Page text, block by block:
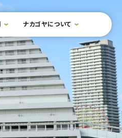
ナカゴヤについて 検索フ